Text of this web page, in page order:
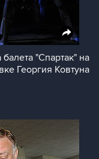
"Спартак" на
Георгия Ковтуна